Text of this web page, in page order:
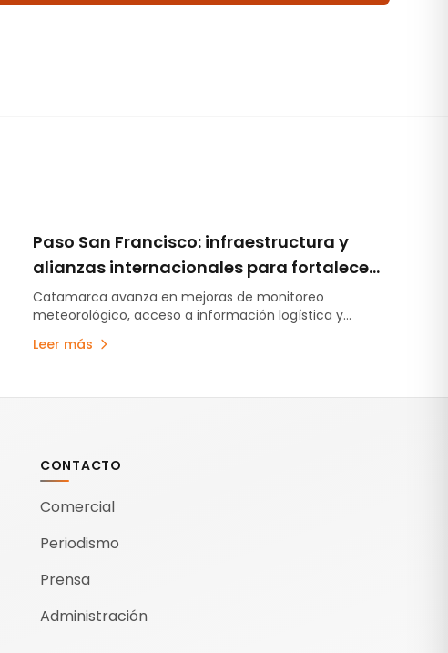
Paso San Francisco: infraestructura y
alianzas internacionales para fortalecer
la logística minera
Catamarca avanza en mejoras de monitoreo
meteorológico, acceso a información logística y
vínculos institucionales vinculados al desarrollo del
corredor bioceánico Paso San Francisco.
Leer más
CONTACTO
Comercial
Periodismo
Prensa
Administración